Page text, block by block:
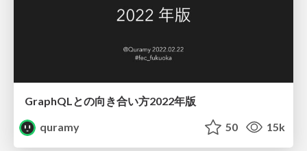
GraphQLとの向き合い方2022年版
quramy
50 15k